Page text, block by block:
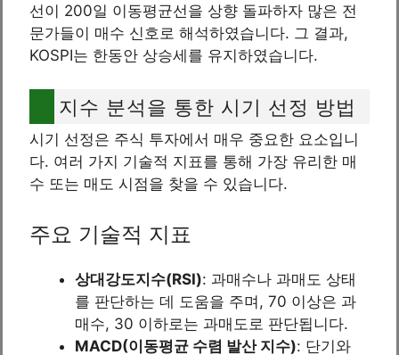
선이 200일 이동평균선을 상향 돌파하자 많은 전
문가들이 매수 신호로 해석하였습니다. 그 결과,
KOSPI는 한동안 상승세를 유지하였습니다.
지수 분석을 통한 시기 선정 방법
시기 선정은 주식 투자에서 매우 중요한 요소입니
다. 여러 가지 기술적 지표를 통해 가장 유리한 매
수 또는 매도 시점을 찾을 수 있습니다.
주요 기술적 지표
상대강도지수(RSI): 과매수나 과매도 상태
를 판단하는 데 도움을 주며, 70 이상은 과
매수, 30 이하로는 과매도로 판단됩니다.
MACD(이동평균 수렴 발산 지수): 단기와